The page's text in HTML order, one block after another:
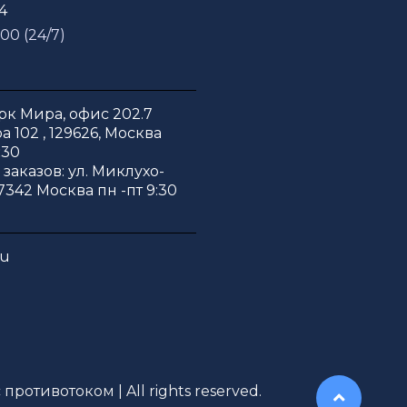
(24/7)
Мира, офис 202.7
102 , 129626, Москва
ул. Миклухо-
Москва пн -пт 9:30
| All rights reserved.